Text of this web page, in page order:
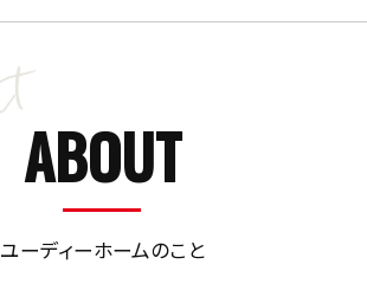
ABOUT
ユーディーホームのこと